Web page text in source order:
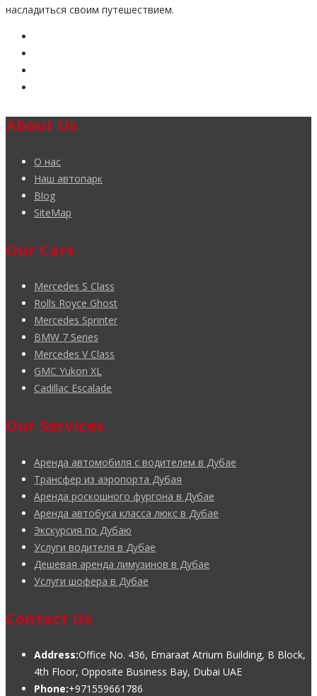
насладиться своим путешествием.
About Us
О нас
Наш автопарк
Blog
SiteMap
Our Cars
Mercedes S Class
Rolls Royce Ghost
Mercedes Sprinter
BMW 7 Series
Mercedes V Class
GMC Yukon XL
Cadillac Escalade
Our Services
Аренда автомобиля с водителем в Дубае
Трансфер из аэропорта Дубая
Аренда роскошного фургона в Дубае
Аренда автобуса класса люкс в Дубае
Экскурсия по Дубаю
Услуги водителя в Дубае
Дешевая аренда лимузинов в Дубае
Услуги шофера в Дубае
Contact Us
Address:Office No. 436, Emaraat Atrium Building, B Block,
4th Floor, Opposite Business Bay, Dubai UAE
Phone:+971559661786